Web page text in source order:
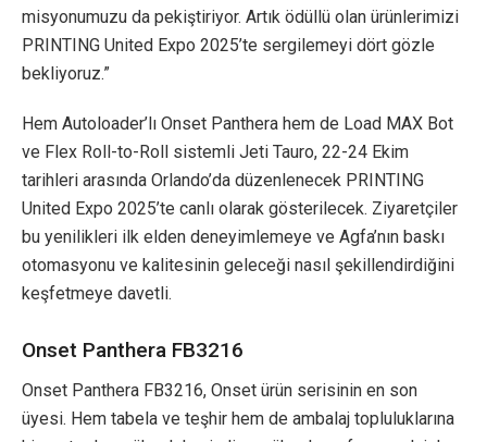
misyonumuzu da pekiştiriyor. Artık ödüllü olan ürünlerimizi
PRINTING United Expo 2025’te sergilemeyi dört gözle
bekliyoruz.”
Hem Autoloader’lı Onset Panthera hem de Load MAX Bot
ve Flex Roll-to-Roll sistemli Jeti Tauro, 22-24 Ekim
tarihleri ​​arasında Orlando’da düzenlenecek PRINTING
United Expo 2025’te canlı olarak gösterilecek. Ziyaretçiler
bu yenilikleri ilk elden deneyimlemeye ve Agfa’nın baskı
otomasyonu ve kalitesinin geleceği nasıl şekillendirdiğini
keşfetmeye davetli.
Onset Panthera FB3216
Onset Panthera FB3216, Onset ürün serisinin en son
üyesi. Hem tabela ve teşhir hem de ambalaj topluluklarına